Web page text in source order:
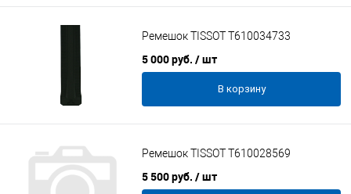
Ремешок TISSOT T610034733
5 000 руб. / шт
В корзину
Ремешок TISSOT T610028569
5 500 руб. / шт